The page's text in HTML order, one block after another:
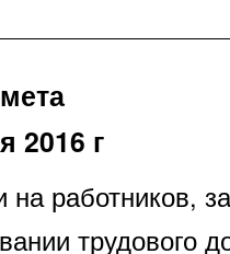
2016 г
на работников,
трудового